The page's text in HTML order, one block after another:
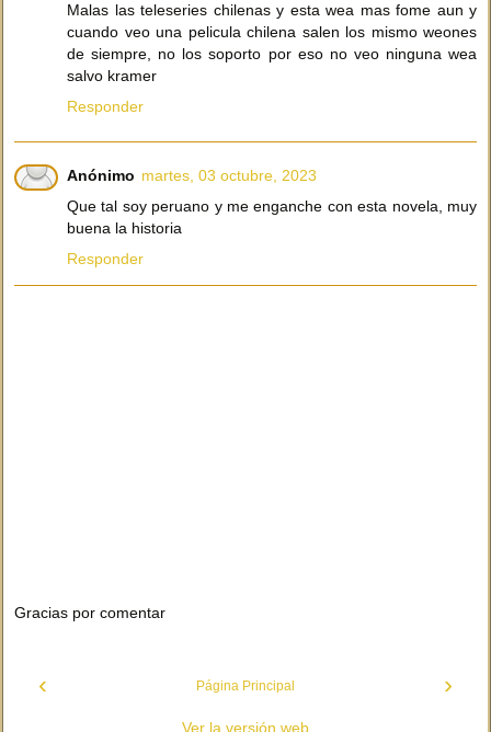
Malas las teleseries chilenas y esta wea mas fome aun y
cuando veo una pelicula chilena salen los mismo weones
de siempre, no los soporto por eso no veo ninguna wea
salvo kramer
Responder
Anónimo martes, 03 octubre, 2023
Que tal soy peruano y me enganche con esta novela, muy
buena la historia
Responder
Gracias por comentar
‹ ›
Página Principal
Ver la versión web